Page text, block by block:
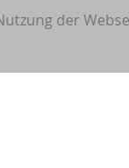
der